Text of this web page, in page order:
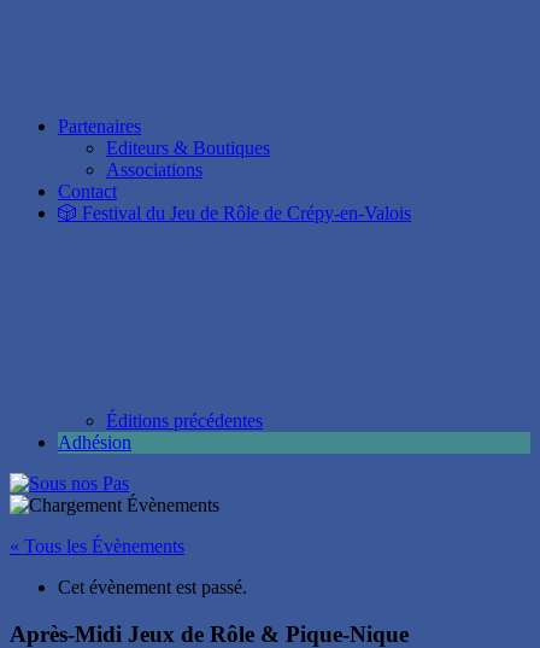
Partenaires
Editeurs & Boutiques
Associations
Contact
🎲 Festival du Jeu de Rôle de Crépy-en-Valois
Éditions précédentes
Adhésion
« Tous les Évènements
Cet évènement est passé.
Après-Midi Jeux de Rôle & Pique-Nique